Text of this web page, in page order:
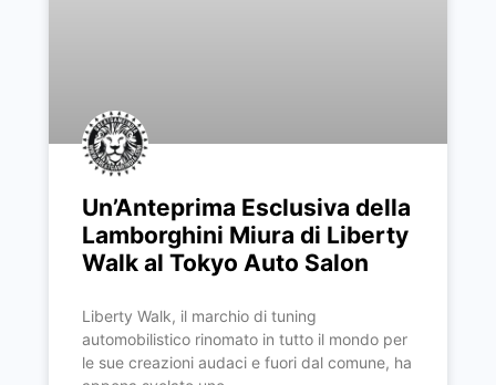
Un’Anteprima Esclusiva della
Lamborghini Miura di Liberty
Walk al Tokyo Auto Salon
Liberty Walk, il marchio di tuning
automobilistico rinomato in tutto il mondo per
le sue creazioni audaci e fuori dal comune, ha